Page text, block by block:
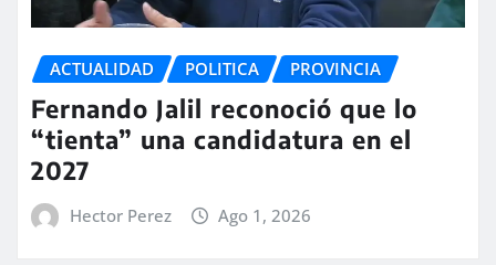
ACTUALIDAD POLITICA PROVINCIA
Fernando Jalil reconoció que lo
“tienta” una candidatura en el
2027
Hector Perez Ago 1, 2026